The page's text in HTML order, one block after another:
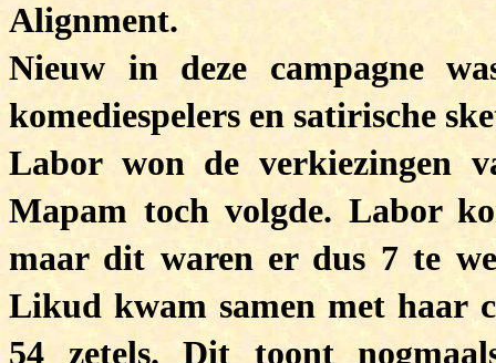
Alignment.
Nieuw in deze campagne
komediespelers en satirische
Labor won de verkiezingen
Mapam toch volgde. Labor
maar dit waren er dus 7 te
Likud kwam samen met haar
54 zetels. Dit toont